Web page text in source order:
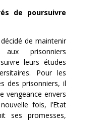
de poursuivre
de maintenir
aux prisonniers
leurs études
Pour les
des prisonniers, il
vengeance envers
fois, l’Etat
ses promesses,